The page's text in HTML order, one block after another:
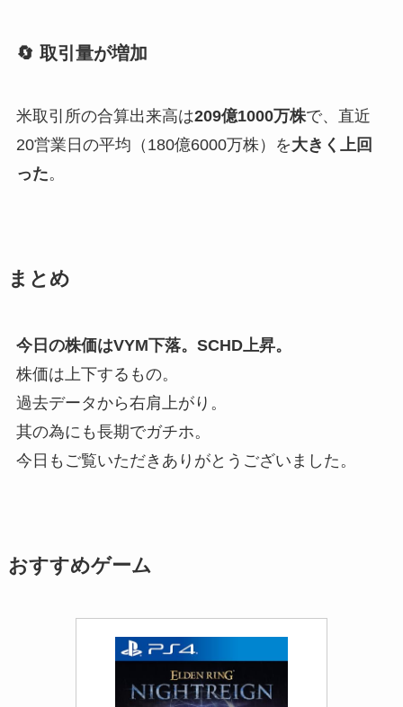
🔄 取引量が増加
米取引所の合算出来高は209億1000万株で、直近
20営業日の平均（180億6000万株）を大きく上回
った。
まとめ
今日の株価はVYM下落。 SCHD上昇。
株価は上下するもの。
過去データから右肩上がり。
其の為にも長期でガチホ。
今日もご覧いただきありがとうございました。
おすすめゲーム